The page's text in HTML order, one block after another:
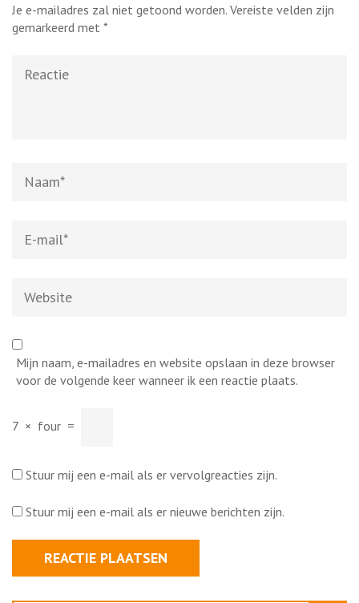
Je e-mailadres zal niet getoond worden. Vereiste velden zijn
gemarkeerd met *
mail*
Mijn naam, e-mailadres en website opslaan in deze browser
voor de volgende keer wanneer ik een reactie plaats.
7 × four =
Stuur mij een e-mail als er vervolgreacties zijn.
Stuur mij een e-mail als er nieuwe berichten zijn.